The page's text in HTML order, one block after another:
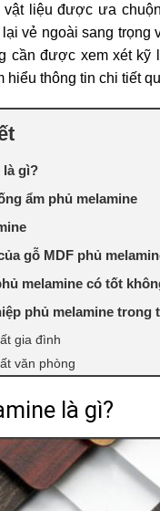
vật liệu được ưa
vẻ ngoài sang
cần được xem xét
hiểu thông tin chi tiết
là gì?
ẩm phủ melamine
gỗ MDF phủ
melamine có tốt
phủ melamine trong
gia đình
văn phòng
là gì?